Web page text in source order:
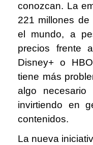
conozcan. La
221 millones
el mundo, a
precios frente
Disney+ o
tiene más
algo
invirtiendo en
contenidos.
La nueva